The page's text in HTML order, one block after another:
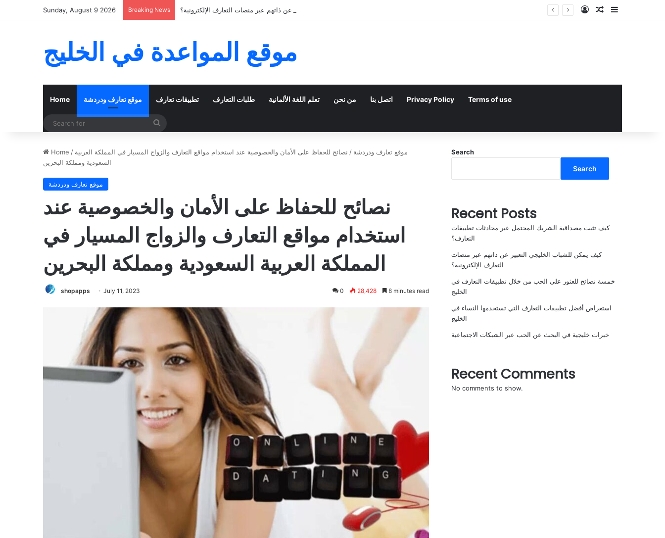
Sunday, August 9 2026 Breaking News كيف يمكن للشباب الخليجي التعبير عن ذاتهم عبر منصات التعارف الإلكترونية؟ Log InRandom Article
Sidebar
موقع المواعدة في الخليج
Home موقع تعارف ودردشة تطبيقات تعارف طلبات التعارف تعلم اللغة الألمانية من نحن اتصل بنا Privacy Policy Terms of use
Home / موقع تعارف ودردشة / نصائح للحفاظ على الأمان والخصوصية عند استخدام مواقع التعارف والزواج المسيار في المملكة العربية
السعودية ومملكة البحرين
موقع تعارف ودردشة
نصائح للحفاظ على الأمان والخصوصية عند
استخدام مواقع التعارف والزواج المسيار في
المملكة العربية السعودية ومملكة البحرين
shopapps July 11, 2023 0 28,428 8 minutes read
Search
Search
Recent Posts
كيف تثبت مصداقية الشريك المحتمل عبر محادثات تطبيقات
التعارف؟
كيف يمكن للشباب الخليجي التعبير عن ذاتهم عبر منصات
التعارف الإلكترونية؟
خمسة نصائح للعثور على الحب من خلال تطبيقات التعارف في
الخليج
استعراض أفضل تطبيقات التعارف التي تستخدمها النساء في
الخليج
خبرات خليجية في البحث عن الحب عبر الشبكات الاجتماعية
Recent Comments
No comments to show.